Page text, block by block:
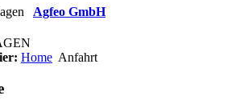
Agfeo GmbH
Home Anfahrt